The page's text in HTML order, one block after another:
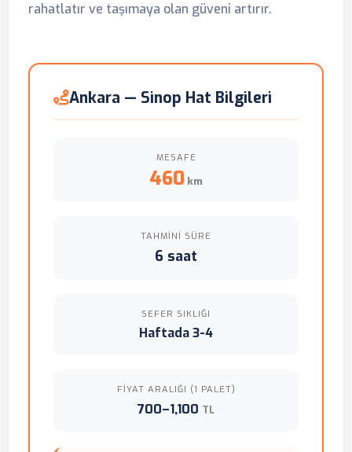
rahatlatır ve taşımaya olan güveni artırır.
Ankara — Sinop Hat Bilgileri
MESAFE
460 km
TAHMINI SÜRE
6 saat
SEFER SIKLIĞI
Haftada 3-4
FIYAT ARALIĞI (1 PALET)
700–1,100 TL